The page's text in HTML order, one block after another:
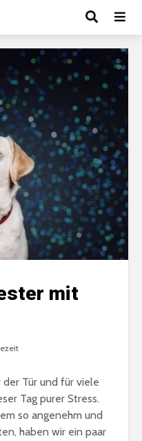
mit
Tür und für viele
Tag purer Stress.
so angenehm und
haben wir ein paar